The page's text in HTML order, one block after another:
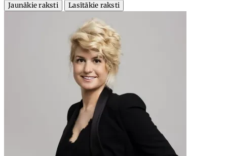
Jaunākie raksti
Lasītākie raksti